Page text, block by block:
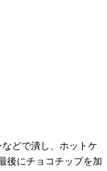
などで潰し、ホットケ
後にチョコチップを加